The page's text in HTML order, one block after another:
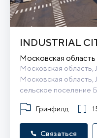
INDUSTRIAL
Московская область
Московская область,
Московская область,
сельское поселение
Гринфилд
Связаться